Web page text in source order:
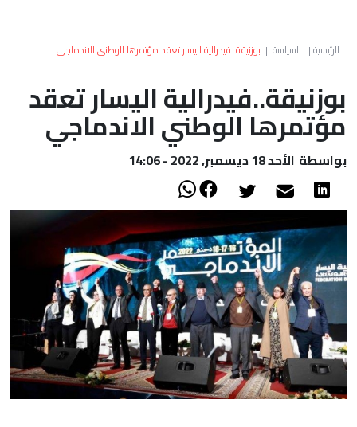
العالم
أعمدة
الصحراء
الرئيسية| السياسة | بوزنيقة..فيدرالية اليسار تعقد مؤتمرها الوطني الاندماجي
بوزنيقة..فيدرالية اليسار تعقد
مؤتمرها الوطني الاندماجي
بواسطة الأحد 18 ديسمبر, 2022 - 14:06